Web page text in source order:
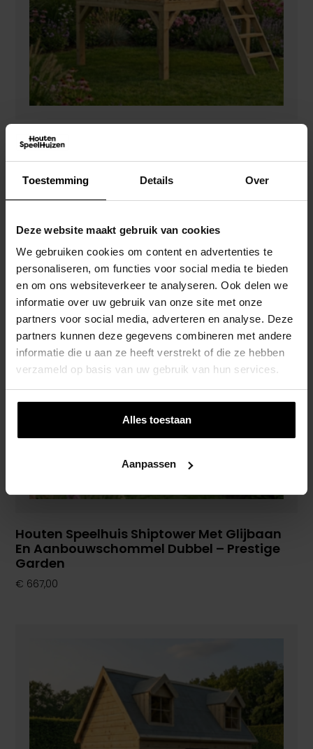
Toestemming Details Over
Deze website maakt gebruik van cookies
We gebruiken cookies om content en advertenties te
personaliseren, om functies voor social media te bieden
en om ons websiteverkeer te analyseren. Ook delen we
informatie over uw gebruik van onze site met onze
partners voor social media, adverteren en analyse. Deze
partners kunnen deze gegevens combineren met andere
informatie die u aan ze heeft verstrekt of die ze hebben
verzameld op basis van uw gebruik van hun services.
Alles toestaan
Aanpassen
Houten Speelhuis Saloon Op Platform
Uitbreidbaar Met Glijbaan En
Houten Speelhuis Shiptower Met Glijbaan
En Aanbouwschommel Dubbel – Prestige
Garden
€ 667,00